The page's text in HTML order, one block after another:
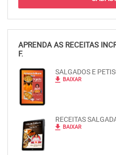
APRENDA AS RECEITAS
F.
SALGADOS E
file_download BAIXAR
RECEITAS
file_download BAIXAR